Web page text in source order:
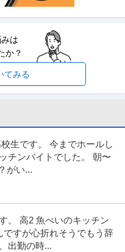
務
ーンOK
ービス＞その他 ※会員属性など
－12月入社」拠点運営サポ
種】金融＞銀行・信託銀行 ※会
提供：ビズリーチ
なし・1次請けで携わるア
は
か？
てみる
生です。 今までホールし
チンバイトでした。 朝〜
がい...
。 高2 魚べいのキッチン
すが心折れそうでもう辞
出勤の時...